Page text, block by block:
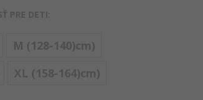
PRE DETI:
M (128-140)cm)
XL (158-164)cm)